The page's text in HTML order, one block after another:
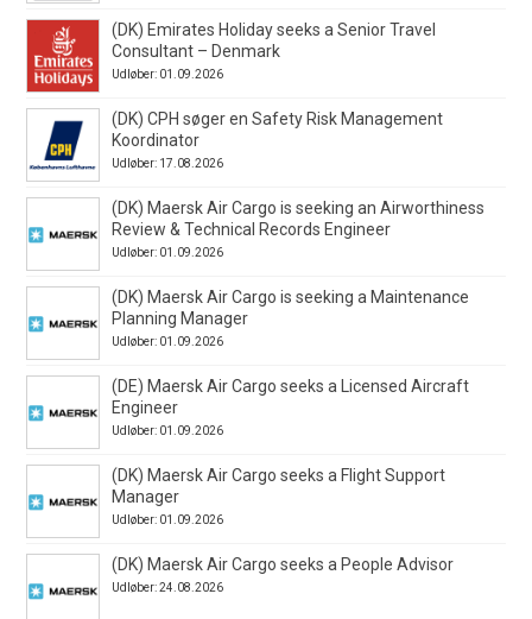
(DK) Emirates Holiday seeks a Senior Travel
Consultant – Denmark
Udløber: 01.09.2026
(DK) CPH søger en Safety Risk Management
Koordinator
Udløber: 17.08.2026
(DK) Maersk Air Cargo is seeking an Airworthiness
Review & Technical Records Engineer
Udløber: 01.09.2026
(DK) Maersk Air Cargo is seeking a Maintenance
Planning Manager
Udløber: 01.09.2026
(DE) Maersk Air Cargo seeks a Licensed Aircraft
Engineer
Udløber: 01.09.2026
(DK) Maersk Air Cargo seeks a Flight Support
Manager
Udløber: 01.09.2026
(DK) Maersk Air Cargo seeks a People Advisor
Udløber: 24.08.2026